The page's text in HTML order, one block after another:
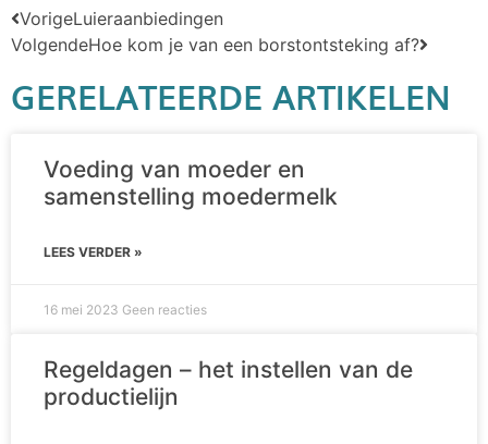
VorigeLuieraanbiedingen
VolgendeHoe kom je van een borstontsteking af?
GERELATEERDE ARTIKELEN
Voeding van moeder en
samenstelling moedermelk
LEES VERDER »
16 mei 2023 Geen reacties
Regeldagen – het instellen van de
productielijn